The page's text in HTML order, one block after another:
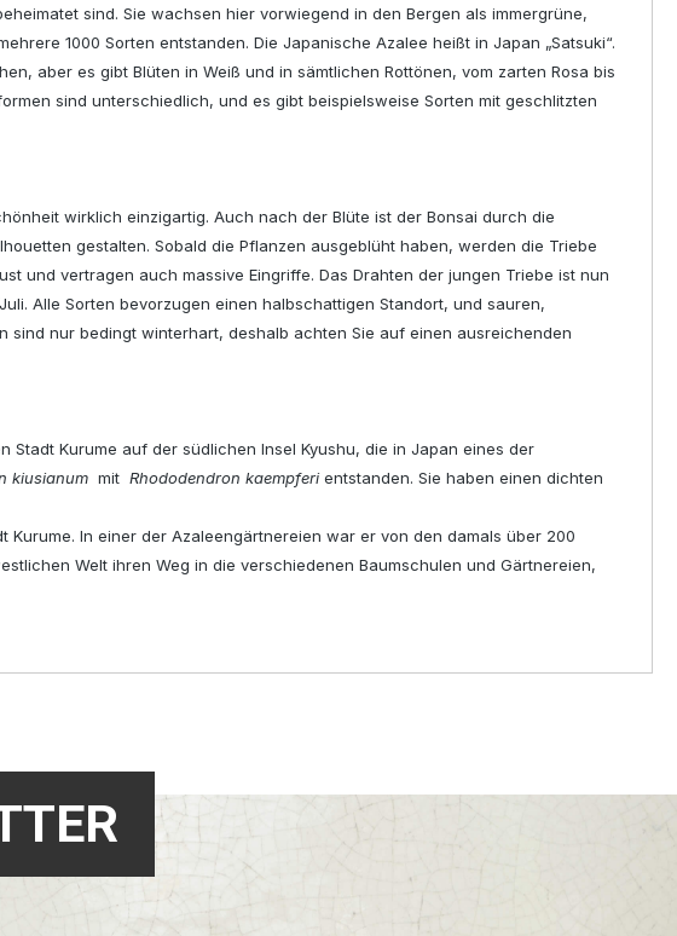
sind. Sie wachsen hier vorwiegend in den Bergen als immergrüne,
1000 Sorten entstanden. Die Japanische Azalee heißt in Japan „Satsuki“.
aber es gibt Blüten in Weiß und in sämtlichen Rottönen, vom zarten Rosa bis
sind unterschiedlich, und es gibt beispielsweise Sorten mit geschlitzten
wirklich einzigartig. Auch nach der Blüte ist der Bonsai durch die
gestalten. Sobald die Pflanzen ausgeblüht haben, werden die Triebe
und vertragen auch massive Eingriffe. Das Drahten der jungen Triebe ist nun
Alle Sorten bevorzugen einen halbschattigen Standort, und sauren,
sind nur bedingt winterhart, deshalb achten Sie auf einen ausreichenden
Kurume auf der südlichen Insel Kyushu, die in Japan eines der
kiusianum mit Rhododendron kaempferientstanden. Sie haben einen dichten
In einer der Azaleengärtnereien war er von den damals über 200
Welt ihren Weg in die verschiedenen Baumschulen und Gärtnereien,